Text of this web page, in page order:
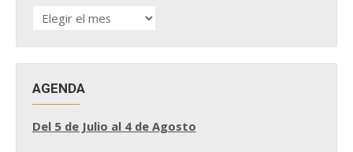
HISTÓRICO
DE
AGENDA
Del 5 de Julio al 4 de Agosto